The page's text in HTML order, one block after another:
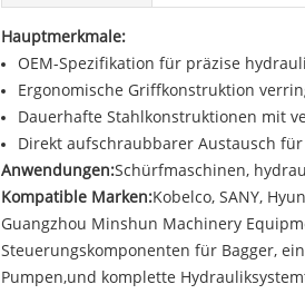
Hauptmerkmale:
OEM-Spezifikation für präzise
Ergonomische Griffkonstruktion
Dauerhafte Stahlkonstruktionen mit
Direkt aufschraubbarer Austausch
Anwendungen:Schürfmaschinen,
Kompatible Marken:Kobelco, SANY,
Guangzhou Minshun Machinery
Steuerungskomponenten für Bagger,
Pumpen,und komplette